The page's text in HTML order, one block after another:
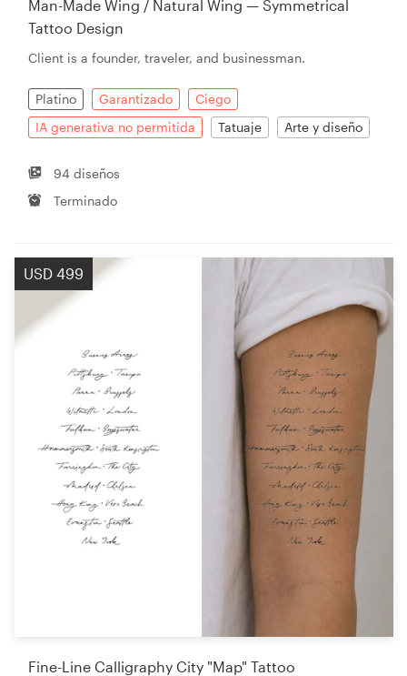
Man-Made Wing / Natural Wing — Symmetrical
Tattoo Design
Client is a founder, traveler, and businessman.
Platino Garantizado
Ciego
IA generativa no permitida
Tatuaje Arte y diseño
94 diseños
Terminado
USD 499
Fine-Line Calligraphy City "Map" Tattoo
Recursos
Precios
Blog